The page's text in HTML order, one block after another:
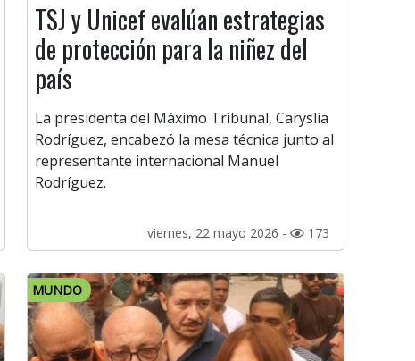
TSJ y Unicef evalúan estrategias
de protección para la niñez del
país
La presidenta del Máximo Tribunal, Caryslia
Rodríguez, encabezó la mesa técnica junto al
representante internacional Manuel
Rodríguez.
viernes, 22 mayo 2026 - 173
MUNDO